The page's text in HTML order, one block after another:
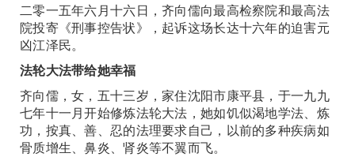
二零一五年六月十六日，齐向儒向最高检察院和最高法
院投寄《刑事控告状》，起诉这场长达十六年的迫害元
凶江泽民。
法轮大法带给她幸福
齐向儒，女，五十三岁，家住沈阳市康平县，于一九九
七年十一月开始修炼法轮大法，她如饥似渴地学法、炼
功，按真、善、忍的法理要求自己，以前的多种疾病如
骨质增生、鼻炎、肾炎等不翼而飞。